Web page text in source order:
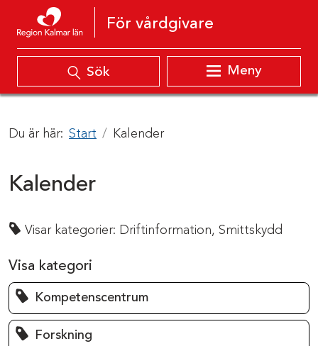
Hoppa till innehåll
För vårdgivare
Sök Meny
Du är här: Start Kalender
Kalender
Visar kategorier: Driftinformation, Smittskydd
Visa kategori
Kompetenscentrum
Forskning